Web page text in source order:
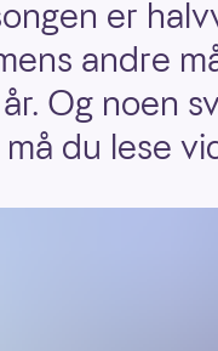
er
andre
Og noen
du lese